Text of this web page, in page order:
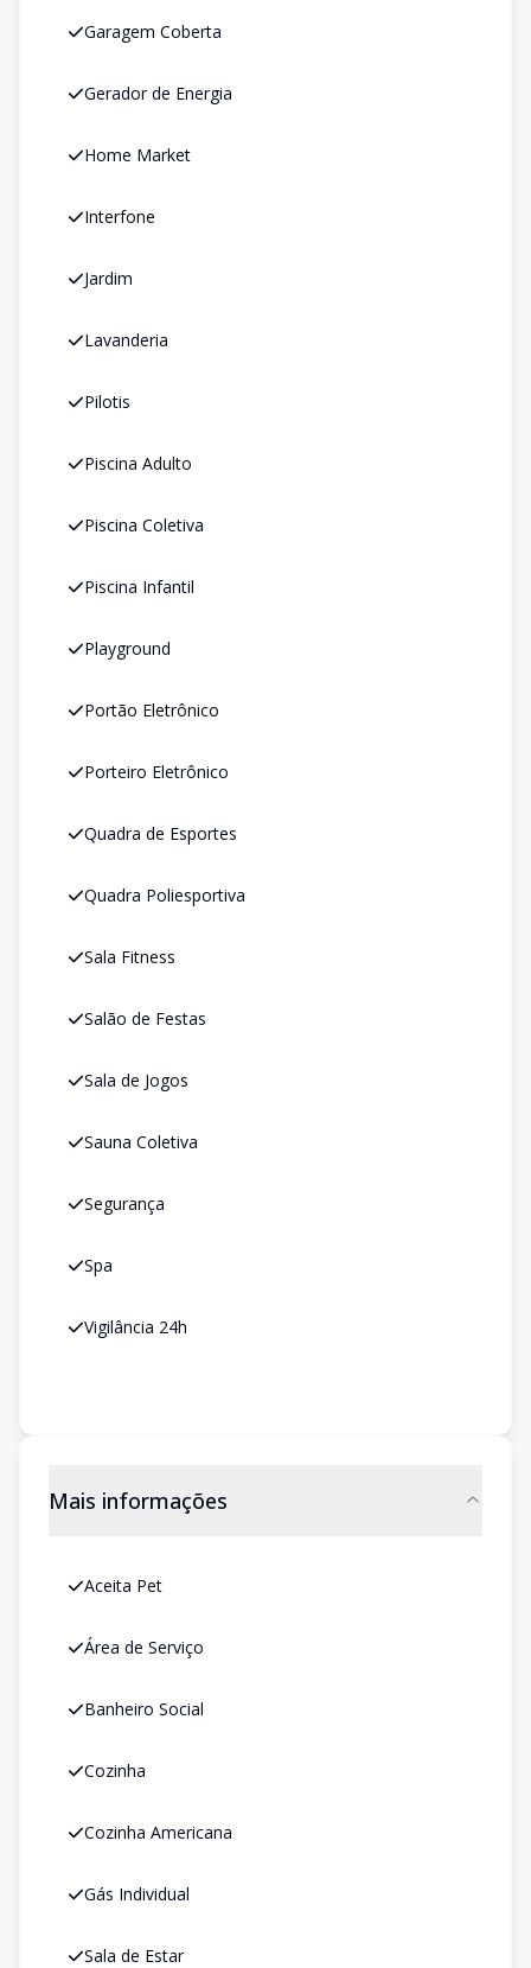
Garagem Coberta
Gerador de Energia
Home Market
Interfone
Jardim
Lavanderia
Pilotis
Piscina Adulto
Piscina Coletiva
Piscina Infantil
Playground
Portão Eletrônico
Porteiro Eletrônico
Quadra de Esportes
Quadra Poliesportiva
Sala Fitness
Salão de Festas
Sala de Jogos
Sauna Coletiva
Segurança
Spa
Vigilância 24h
Mais informações
Aceita Pet
Área de Serviço
Banheiro Social
Cozinha
Cozinha Americana
Gás Individual
Sala de Estar